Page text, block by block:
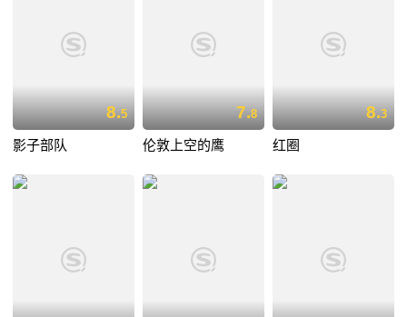
8.5
影子部队
7.8
伦敦上空的鹰
8.3
红圈